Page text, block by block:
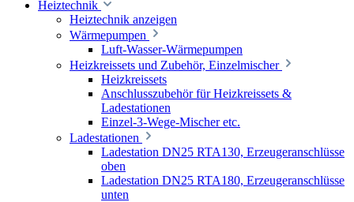
Heiztechnik
Heiztechnik anzeigen
Wärmepumpen
Luft-Wasser-Wärmepumpen
Heizkreissets und Zubehör, Einzelmischer
Heizkreissets
Anschlusszubehör für Heizkreissets &
Ladestationen
Einzel-3-Wege-Mischer etc.
Ladestationen
Ladestation DN25 RTA130, Erzeugeranschlüsse
oben
Ladestation DN25 RTA180, Erzeugeranschlüsse
unten